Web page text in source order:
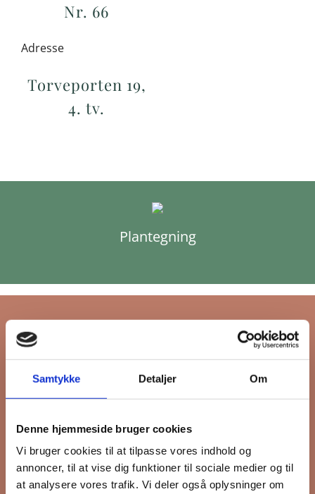
Samtykke Detaljer Om
Denne hjemmeside bruger cookies
Vi bruger cookies til at tilpasse vores indhold og
annoncer, til at vise dig funktioner til sociale medier og til
at analysere vores trafik. Vi deler også oplysninger om
Nr. 66
Adresse
Torveporten 19,
4. tv.
Plantegning
Tilmeld dig FB
nyhedsbrev